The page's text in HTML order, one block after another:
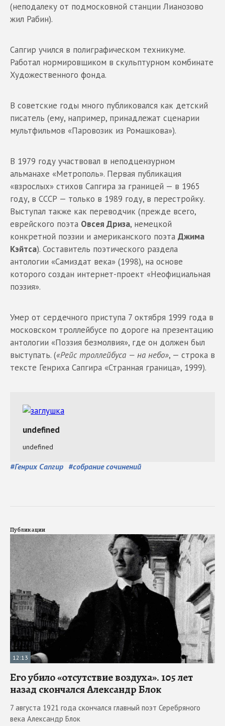
(неподалеку от подмосковной станции Лианозово
жил Рабин).
Сапгир учился в полиграфическом техникуме.
Работал нормировщиком в скульптурном комбинате
Художественного фонда.
В советские годы много публиковался как детский
писатель (ему, например, принадлежат сценарии
мультфильмов «Паровозик из Ромашкова»).
В 1979 году участвовал в неподцензурном
альманахе «Метрополь». Первая публикация
«взрослых» стихов Сапгира за границей — в 1965
году, в СССР — только в 1989 году, в перестройку.
Выступал также как переводчик (прежде всего,
еврейского поэта Овсея Дриза, немецкой
конкретной поэзии и американского поэта Джима
Кэйтса). Составитель поэтического раздела
антологии «Самиздат века» (1998), на основе
которого создан интернет-проект «Неофициальная
поэзия».
Умер от сердечного приступа 7 октября 1999 года в
московском троллейбусе по дороге на презентацию
антологии «Поэзия безмолвия», где он должен был
выступать. («Рейс троллейбуса — на небо», — строка в
тексте Генриха Сапгира «Странная граница», 1999).
#Генрих Сапгир #собрание сочинений
Публикации
12:13
Его убило «отсутствие воздуха». 105 лет
назад скончался Александр Блок
7 августа 1921 года скончался главный поэт Серебряного
века Александр Блок